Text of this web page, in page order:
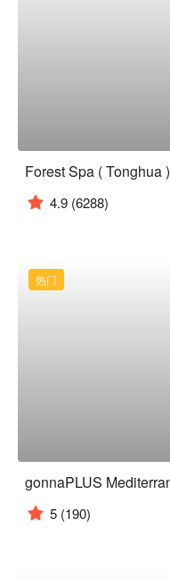
Forest Spa ( Tonghua )
4.9 (6288)
热门
5 (190)